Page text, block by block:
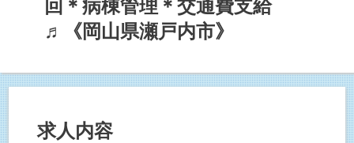
回＊病棟管理＊交通費支給
♬《岡山県瀬戸内市》
求人内容